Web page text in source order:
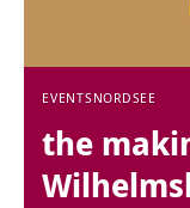
EVENTSNORDSEE
the